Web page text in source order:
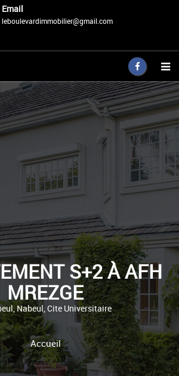
Email
leboulevardimmobilier@gmail.com
S+2 À AFH
MREZGE
Nabeul, Cite Universitaire
Accueil